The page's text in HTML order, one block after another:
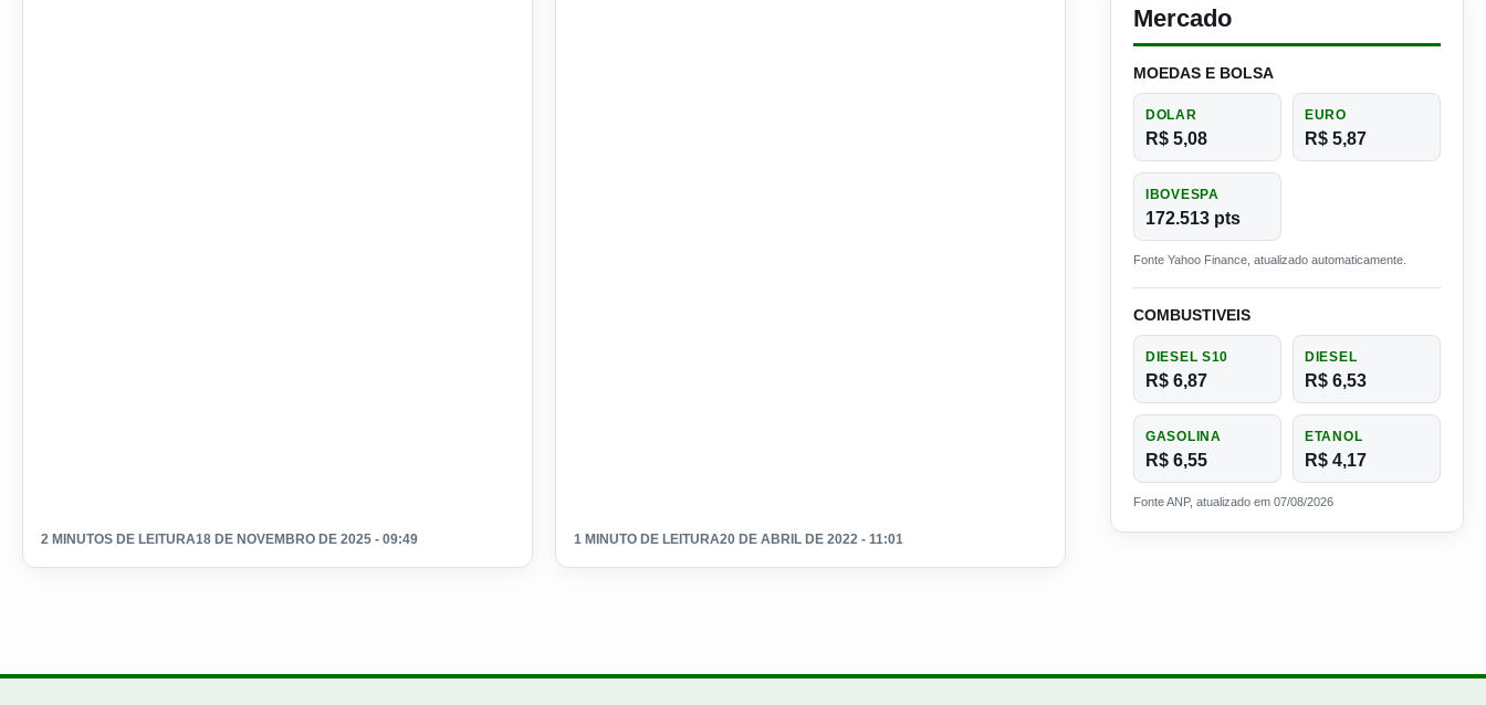
2 MINUTOS DE LEITURA18 DE NOVEMBRO DE 2025 - 09:49 1 MINUTO DE LEITURA20 DE ABRIL DE 2022 - 11:01
Mercado
MOEDAS E BOLSA
DOLAR
R$ 5,08
EURO
R$ 5,87
IBOVESPA
172.513 pts
Fonte Yahoo Finance, atualizado automaticamente.
COMBUSTIVEIS
DIESEL S10
R$ 6,87
DIESEL
R$ 6,53
GASOLINA
R$ 6,55
ETANOL
R$ 4,17
Fonte ANP, atualizado em 07/08/2026